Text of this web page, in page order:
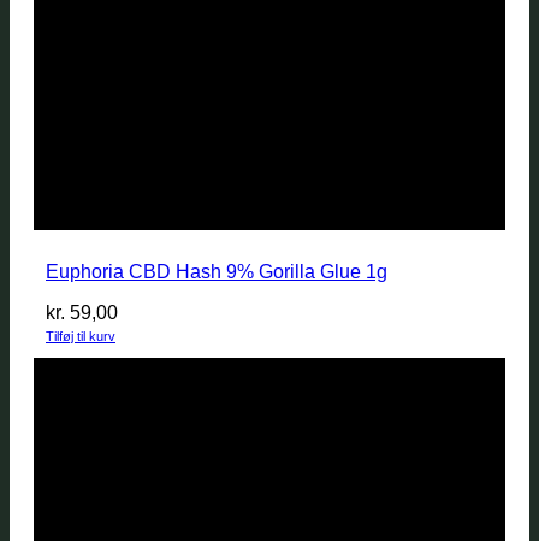
Euphoria CBD Hash 9% Gorilla Glue 1g
kr. 59,00
Tilføj til kurv